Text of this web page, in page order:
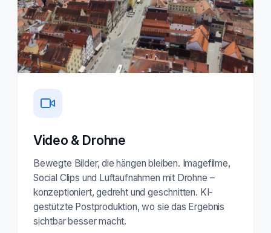
Video & Drohne
Bewegte Bilder, die hängen bleiben. Imagefilme,
Social Clips und Luftaufnahmen mit Drohne –
konzeptioniert, gedreht und geschnitten. KI-
gestützte Postproduktion, wo sie das Ergebnis
sichtbar besser macht.